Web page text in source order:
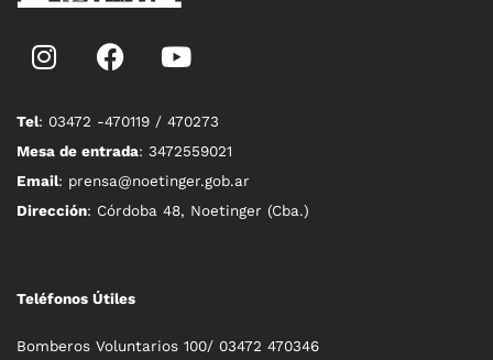
Tel: 03472 -470119 / 470273
Mesa de entrada: 3472559021
Email: prensa@noetinger.gob.ar
Dirección: Córdoba 48, Noetinger (Cba.)
Teléfonos Útiles
Bomberos Voluntarios 100/ 03472 470346